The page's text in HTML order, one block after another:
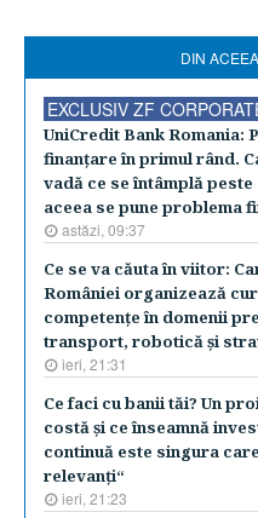
DIN
EXCLUSIV ZF
UniCredit Bank Romania:
finanţare în primul rând.
vadă ce se întâmplă peste
aceea se pune problema
astăzi, 09:37
Ce se va căuta în viitor:
României organizează
competenţe în domenii
transport, robotică şi
ieri, 21:31
Ce faci cu banii tăi? Un
costă şi ce înseamnă
continuă este singura
relevanţi“
ieri, 21:23